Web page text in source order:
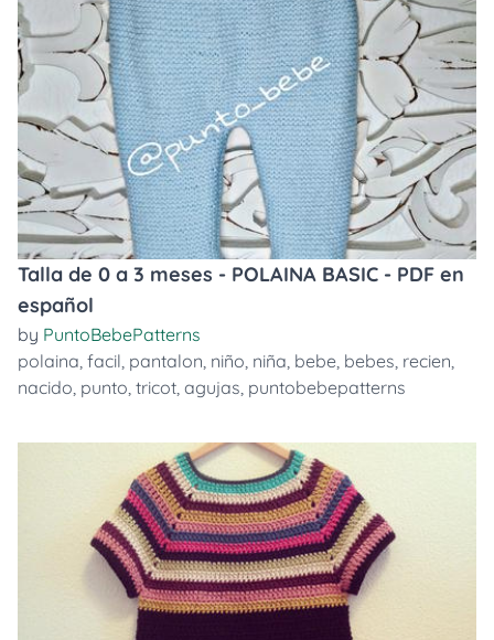
Talla de 0 a 3 meses - POLAINA BASIC - PDF en
español
by PuntoBebePatterns
polaina, facil, pantalon, niño, niña, bebe, bebes, recien,
nacido, punto, tricot, agujas, puntobebepatterns